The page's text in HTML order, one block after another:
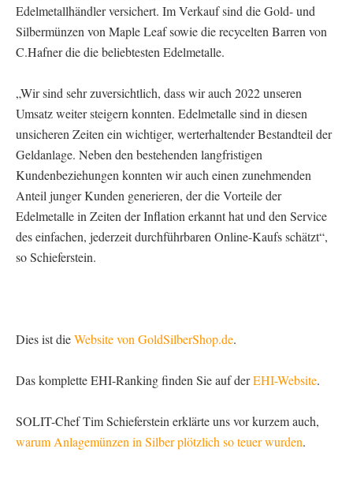
Edelmetallhändler versichert. Im Verkauf sind die Gold- und
Silbermünzen von Maple Leaf sowie die recycelten Barren von
C.Hafner die die beliebtesten Edelmetalle.
„Wir sind sehr zuversichtlich, dass wir auch 2022 unseren
Umsatz weiter steigern konnten. Edelmetalle sind in diesen
unsicheren Zeiten ein wichtiger, werterhaltender Bestandteil der
Geldanlage. Neben den bestehenden langfristigen
Kundenbeziehungen konnten wir auch einen zunehmenden
Anteil junger Kunden generieren, der die Vorteile der
Edelmetalle in Zeiten der Inflation erkannt hat und den Service
des einfachen, jederzeit durchführbaren Online-Kaufs schätzt“,
so Schieferstein.
Dies ist dieWebsite von GoldSilberShop.de.
Das komplette EHI-Ranking finden Sie auf derEHI-Website.
SOLIT-Chef Tim Schieferstein erklärte uns vor kurzem auch,
warum Anlagemünzen in Silber plötzlich so teuer wurden.